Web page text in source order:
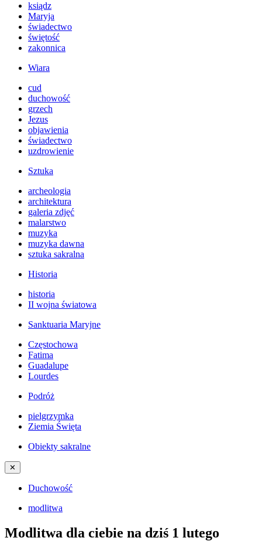
ksiądz
Maryja
świadectwo
świętość
zakonnica
Wiara
cud
duchowość
grzech
Jezus
objawienia
świadectwo
uzdrowienie
Sztuka
archeologia
architektura
galeria zdjęć
malarstwo
muzyka
muzyka dawna
sztuka sakralna
Historia
historia
II wojna światowa
Sanktuaria Maryjne
Częstochowa
Fatima
Guadalupe
Lourdes
Podróż
pielgrzymka
Ziemia Święta
Obiekty sakralne
✕
Duchowość
modlitwa
Modlitwa dla ciebie na dziś 1 lutego